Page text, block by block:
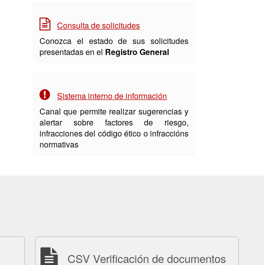
Consulta de solicitudes
Conozca el estado de sus solicitudes
presentadas en el Registro General
Sistema interno de información
Canal que permite realizar sugerencias y
alertar sobre factores de riesgo,
infracciones del código ético o infraccións
normativas
CSV Verificación de documentos